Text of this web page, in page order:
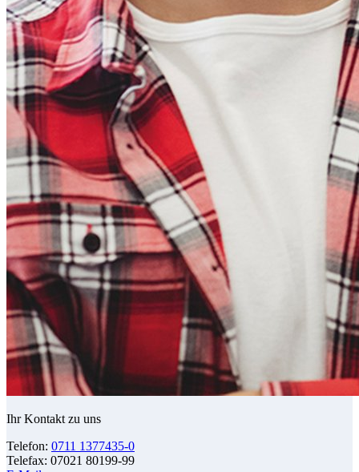
Ihr Kontakt zu uns
Telefon: 0711 1377435-0
Telefax: 07021 80199-99